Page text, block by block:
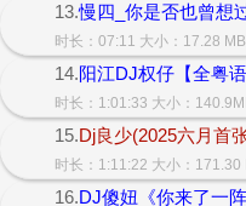
13.慢四_你是否也曾想
时长：07:11 大小：17.28
14.阳江DJ权仔【全粤
时长：1:01:33 大小：
15.Dj良少(2025六月首
时长：1:11:22 大小：
16.DJ傻妞《你来了一